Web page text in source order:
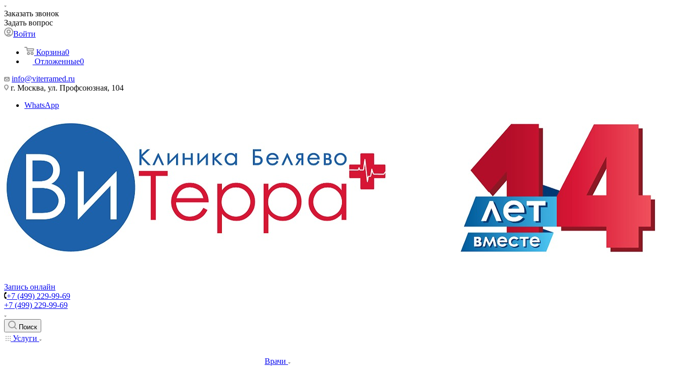
Заказать звонок
Задать вопрос
Войти
Корзина0
Отложенные0
info@viterramed.ru
г. Москва, ул. Профсоюзная, 104
WhatsApp
Запись онлайн
+7 (499) 229-99-69
+7 (499) 229-99-69
Поиск
Услуги
Врачи